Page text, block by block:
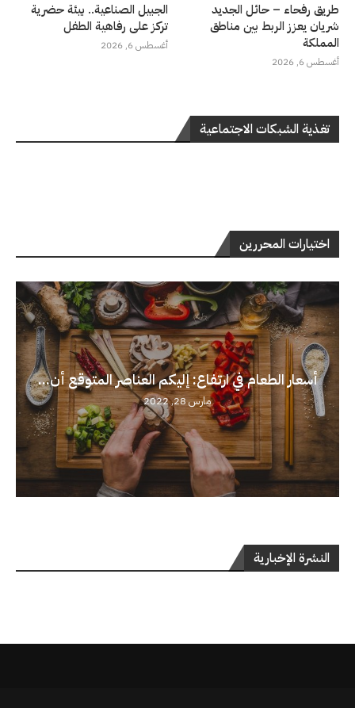
طريق رفحاء – حائل الجديد
شريان يعزز الربط بين مناطق
المملكة
أغسطس 6, 2026
الجبيل الصناعية.. بيئة حضرية
تركز على رفاهية الطفل
أغسطس 6, 2026
تغذية الشبكات الاجتماعية
اختيارات المحررين
أسعار الطعام في ارتفاع: إليكم العناصر المتوقع أن...
مارس 28, 2022
النشرة الإخبارية